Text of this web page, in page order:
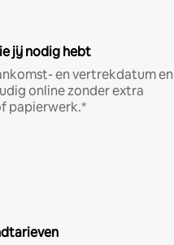
jij nodig hebt
en vertrekdatum en
online zonder extra
papierwerk.*